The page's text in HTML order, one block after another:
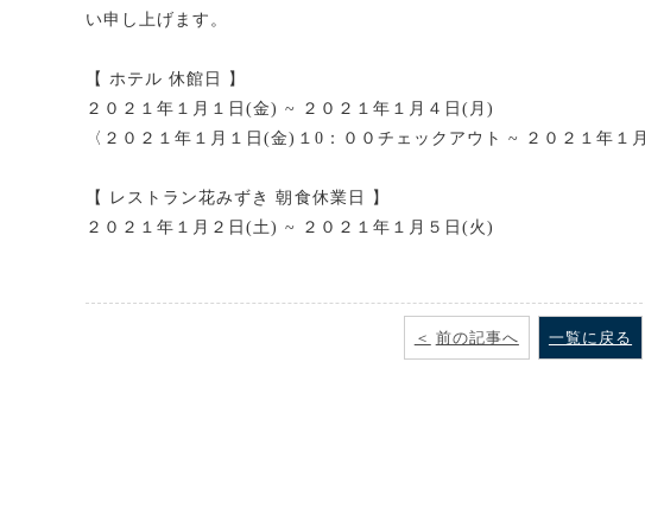
い申し上げます。
【 ホテル 休館日 】
２０２１年１月１日(金) ~ ２０２１年１月４日(月)
〈２０２１年１月１日(金)１0：００チェックアウト ~ ２０２１年１
【 レストラン花みずき 朝食休業日 】
２０２１年１月２日(土) ~ ２０２１年１月５日(火)
前の記事へ 一覧に戻る